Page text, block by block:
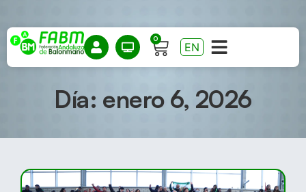
0
EN
Día: enero 6, 2026